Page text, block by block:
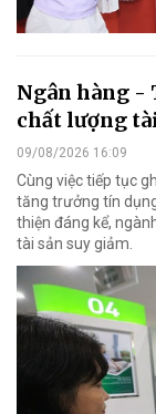
Ngân hàng -
chất lượng
09/08/2026 16:09
Cùng việc tiếp tục
tăng trưởng tín
thiện đáng kể,
tài sản suy giảm.